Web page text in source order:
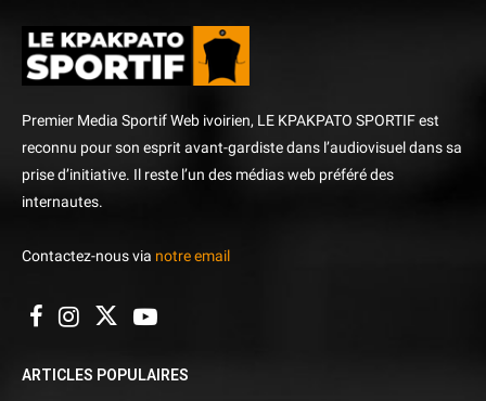
Premier Media Sportif Web ivoirien, LE KPAKPATO SPORTIF est
reconnu pour son esprit avant-gardiste dans l’audiovisuel dans sa
prise d’initiative. Il reste l’un des médias web préféré des
internautes.
Contactez-nous via notre email
ARTICLES POPULAIRES